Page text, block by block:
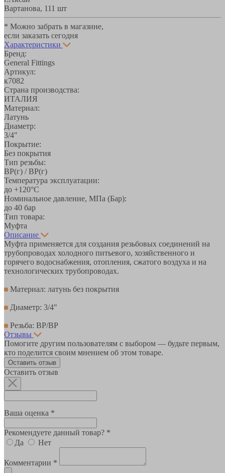
Вартанова, 111 шт
* Можно забрать в магазине,
если заказать сегодня
Характеристики
Бренд:
General Fittings
Артикул:
к7082
Страна производства:
ИТАЛИЯ
Материал:
Латунь
Диаметр:
3/4"
Покрытие:
Без покрытия
Тип резьбы:
ВР(г) / ВР(г)
Температура эксплуатации:
до +120°С
Номинальное давление, МПа (Бар):
до 40 бар
Тип товара:
Муфта
Описание
Муфта применяется для создания резьбовых соединений на
трубопроводах холодного питьевого, хозяйственного и
горячего водоснабжения, отопления, сжатого воздуха и на
технологических трубопроводах.
Материал: латунь без покрытия
Диаметр: 3/4"
Резьба: ВР/ВР
Отзывы
Помогите другим пользователям с выбором — будьте первым,
кто поделится своим мнением об этом товаре.
Оставить отзыв
Оставить отзыв
Ваша оценка *
Рекомендуете данный товар? *
Да
Нет
Комментарии *